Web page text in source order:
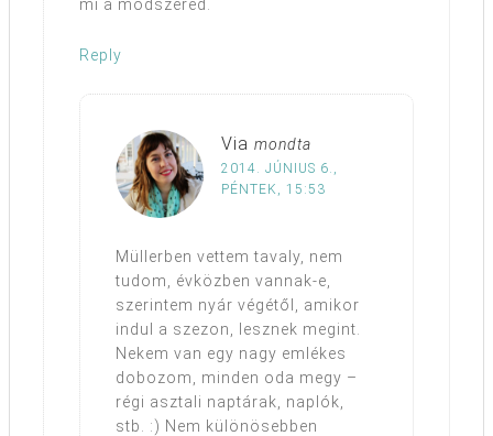
mi a módszered.
Reply
Via mondta
2014. JÚNIUS 6.,
PÉNTEK, 15:53
Müllerben vettem tavaly, nem
tudom, évközben vannak-e,
szerintem nyár végétől, amikor
indul a szezon, lesznek megint.
Nekem van egy nagy emlékes
dobozom, minden oda megy –
régi asztali naptárak, naplók,
stb. :) Nem különösebben